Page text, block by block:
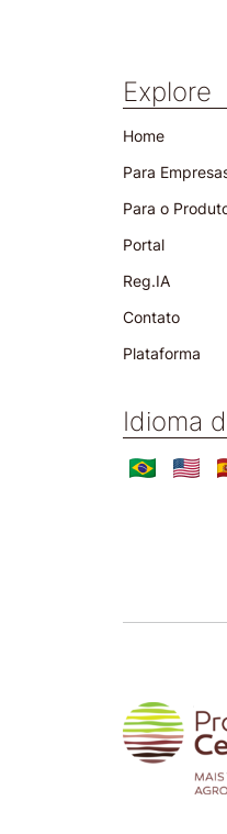
Explore
Home
Para
Para o
Portal
Reg.IA
Contato
Plataforma
Idioma